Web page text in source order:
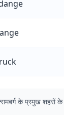
के प्रमुख शहरों के